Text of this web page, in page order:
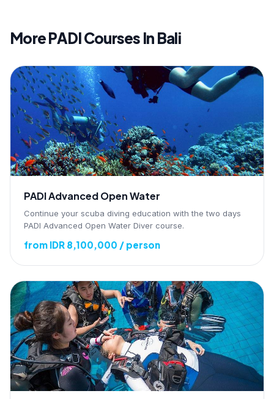
More PADI Courses In Bali
PADI Advanced Open Water
Continue your scuba diving education with the two days
PADI Advanced Open Water Diver course.
from IDR 8,100,000 / person